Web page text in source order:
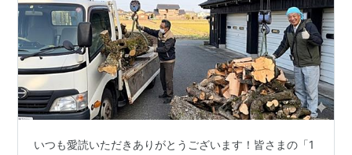
いつも愛読いただきありがとうございます！皆さまの「1